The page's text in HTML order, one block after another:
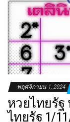
พฤศจิกายน 1, 2024
หวยไทยรัฐ
ไทยรัฐ 1/